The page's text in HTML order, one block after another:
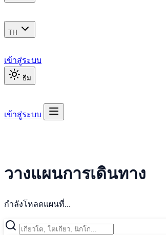
TH
เข้าสู่ระบบ
ธีม
เข้าสู่ระบบ
วางแผนการเดินทาง
กำลังโหลดแผนที่...